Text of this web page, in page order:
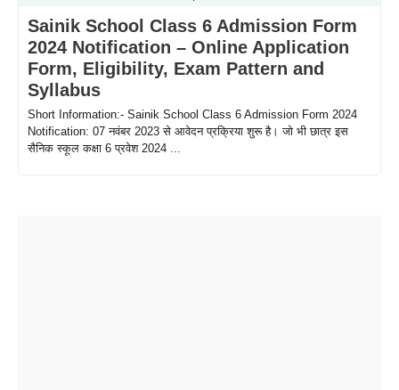
Sainik School Class 6 Admission Form
2024 Notification – Online Application
Form, Eligibility, Exam Pattern and
Syllabus
Short Information:- Sainik School Class 6 Admission Form 2024
Notification: 07 नवंबर 2023 से आवेदन प्रक्रिया शुरू है। जो भी छात्र इस
सैनिक स्कूल कक्षा 6 प्रवेश 2024 ...